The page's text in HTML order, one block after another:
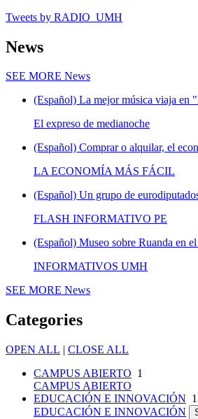
Tweets by RADIO_UMH
News
SEE MORE News
(Español) La mejor música viaja en
El expreso de medianoche
(Español) Comprar o alquilar, el
LA ECONOMÍA MÁS FÁCIL
(Español) Un grupo de
FLASH INFORMATIVO PE
(Español) Museo sobre Ruanda en
INFORMATIVOS UMH
SEE MORE News
Categories
OPEN ALL | CLOSE ALL
CAMPUS ABIERTO 1
CAMPUS ABIERTO
EDUCACIÓN E INNOVACIÓN 1
EDUCACIÓN E INNOVACIÓN